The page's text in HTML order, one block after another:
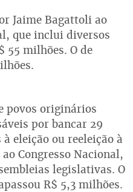
Jaime Bagattoli ao
que inclui diversos
55 milhões. O de
povos originários
por bancar 29
eleição ou reeleição à
Congresso Nacional,
legislativas. O
R$ 5,3 milhões.